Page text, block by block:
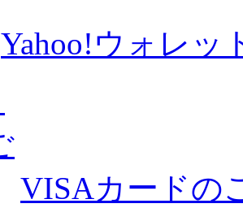
Yahoo!ウォレッ
VISAカードの